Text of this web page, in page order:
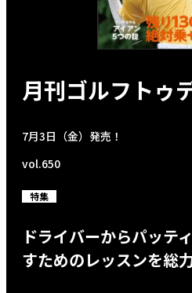
月刊ゴルフトゥ
7月3日（金）発売！
vol.650
特集
ドライバーからパッテ
すためのレッスンを総